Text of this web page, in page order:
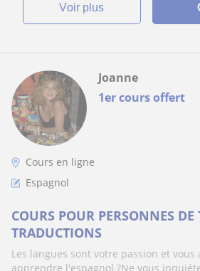
voir plus
1er cours offert
Joanne
Cours en ligne
Espagnol
COURS POUR PERSONNES DE
TRADUCTIONS
Les langues sont votre passion et vous
apprendre l'espagnol ?Ne vous